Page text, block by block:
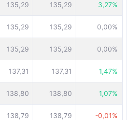
135,29 135,29 3,27%
135,29 135,29 0,00%
135,29 135,29 0,00%
137,31 137,31 1,47%
138,80 138,80 1,07%
138,79 138,79 -0,01%